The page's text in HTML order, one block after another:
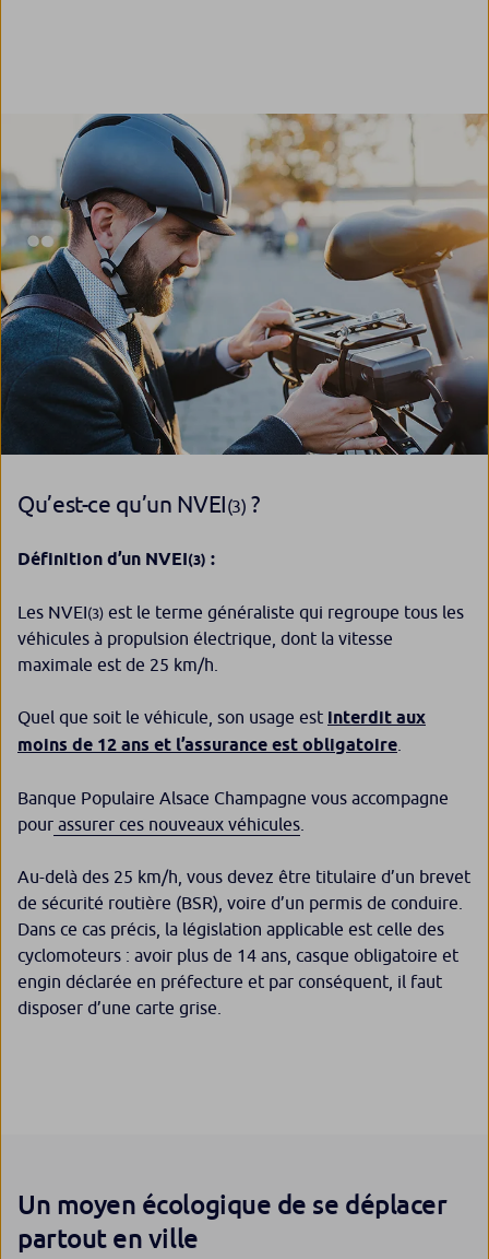
Qu’est-ce qu’un NVEI(3) ?
Définition d’un NVEI(3) :
Les NVEI(3) est le terme généraliste qui regroupe tous les
véhicules à propulsion électrique, dont la vitesse
maximale est de 25 km/h.
Quel que soit le véhicule, son usage est interdit aux
moins de 12 ans et l’assurance est obligatoire
Banque Populaire Alsace Champagne vous accompagne
pour assurer ces nouveaux véhicules
Au-delà des 25 km/h, vous devez être titulaire d’un brevet
de sécurité routière (BSR), voire d’un permis de conduire.
Dans ce cas précis, la législation applicable est celle des
cyclomoteurs : avoir plus de 14 ans, casque obligatoire et
engin déclarée en préfecture et par conséquent, il faut
disposer d’une carte grise.
Un moyen écologique de se déplacer
partout en ville